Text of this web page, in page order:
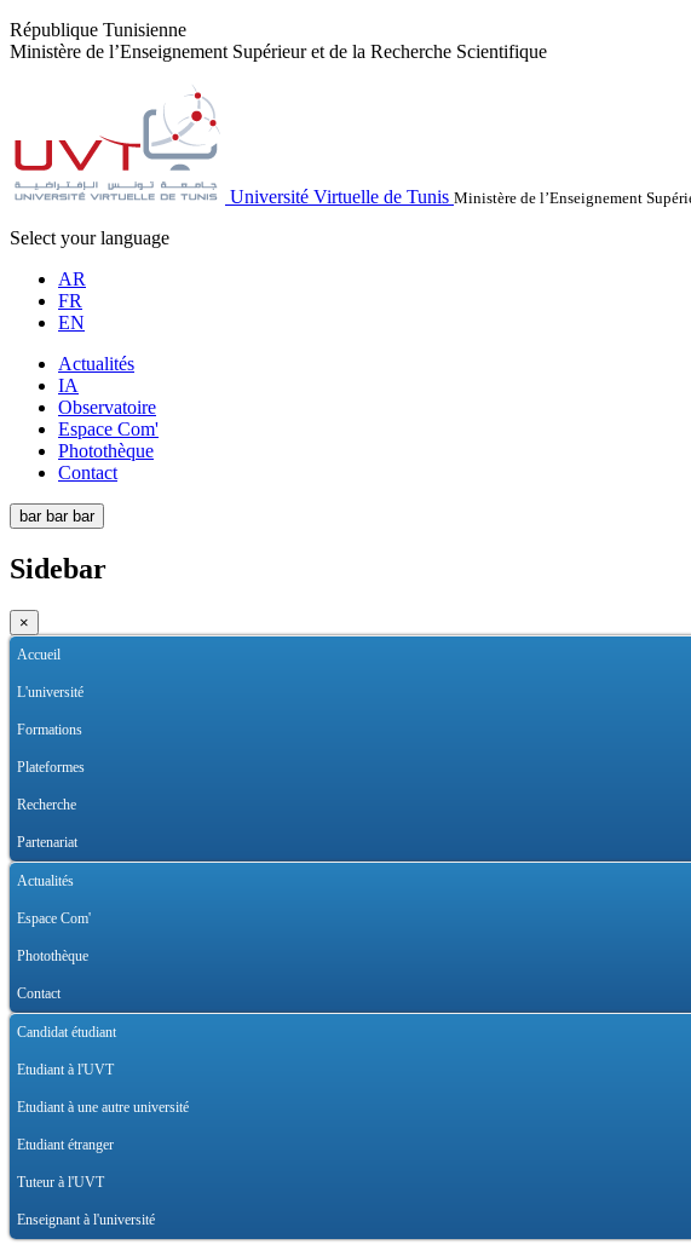
République Tunisienne
Ministère de l’Enseignement Supérieur et de la Recherche Scientifique
Université Virtuelle de Tunis Ministère de l’Enseignement
Select your language
AR
FR
EN
Actualités
IA
Observatoire
Espace Com'
Photothèque
Contact
bar bar bar
Sidebar
×
Accueil
L'université
Formations
Plateformes
Recherche
Partenariat
Actualités
Espace Com'
Photothèque
Contact
Candidat étudiant
Etudiant à l'UVT
Etudiant à une autre université
Etudiant étranger
Tuteur à l'UVT
Enseignant à l'université